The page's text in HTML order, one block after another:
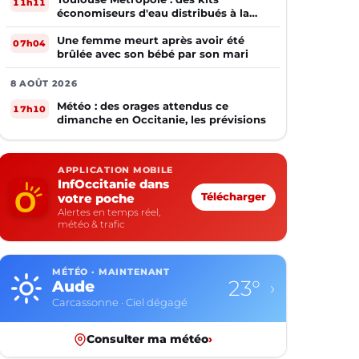
économiseurs d'eau distribués à la
population
07h04
Une femme meurt après avoir été
brûlée avec son bébé par son mari
8 AOÛT 2026
17h10
Météo : des orages attendus ce
dimanche en Occitanie, les prévisions
APPLICATION MOBILE
InfOccitanie dans
votre poche
Alertes en temps réel,
météo & trafic
Télécharger
MÉTÉO · MAINTENANT
Aude
Carcassonne · Ciel dégagé
23° ›
Consulter ma météo›